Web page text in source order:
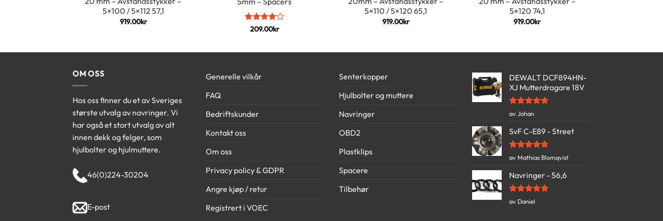
5×100 / 5×112 57,1
919.00kr
Vurdert4
209.00kr
5×110 / 5×120 65,1
919.00kr
5×120 74,1
919.00kr
OM OSS
Hos oss finner du et av Sveriges
største utvalg av navringer. Vi
har også et stort utvalg av alt
innen dekk og felger, som
hjulbolter og hjulmuttere.
46(0)224-30204
E-post
Generelle vilkår
FAQ
Bedriftskunder
Kontakt oss
Om oss
Privacy policy & GDPR
Angre kjøp / retur
Registrert i VOEC
Senterkopper
Hjulbolter og muttere
Navringer
OBD2
Plastklips
Spacere
Tilbehør
DEWALT DCF894HN-
XJ Mutterdragare 18V
Vurdert
av Johan
SvF C-E89 - Street
Vurdert5
av Mathias Blomqvist
Navringer - 56,6
Vurdert
av Daniel